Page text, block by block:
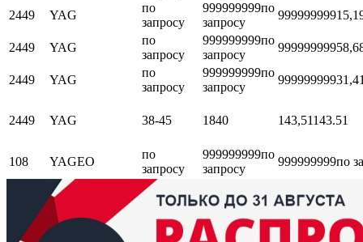
2449 YAG
по
запросу
999999999по
запросу
999999999
2449 YAG
по
запросу
999999999по
запросу
999999999
2449 YAG
по
запросу
999999999по
запросу
999999999
2449 YAG 38-45 1840 143,51143.51
108 YAGEO
по
запросу
999999999по
запросу
999999999по